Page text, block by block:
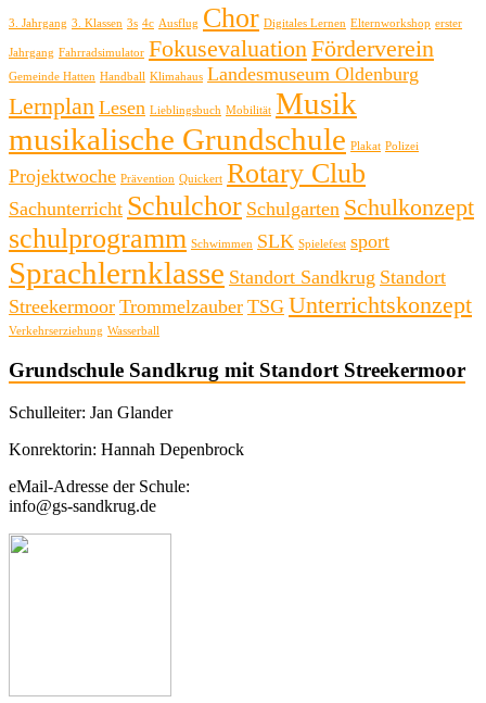
3. Jahrgang 3. Klassen 3s 4c Ausflug Chor Digitales Lernen Elternworkshop erster
Jahrgang Fahrradsimulator Fokusevaluation Förderverein
Gemeinde Hatten Handball Klimahaus Landesmuseum Oldenburg
Lernplan Lesen Lieblingsbuch Mobilität Musik
musikalische Grundschule Plakat Polizei
Projektwoche Prävention Quickert Rotary Club
Sachunterricht Schulchor Schulgarten Schulkonzept
schulprogramm Schwimmen SLK Spielefest sport
Sprachlernklasse Standort Sandkrug Standort
Streekermoor Trommelzauber TSG Unterrichtskonzept
Verkehrserziehung Wasserball
Grundschule Sandkrug mit Standort Streekermoor
Schulleiter: Jan Glander
Konrektorin: Hannah Depenbrock
eMail-Adresse der Schule:
info@gs-sandkrug.de